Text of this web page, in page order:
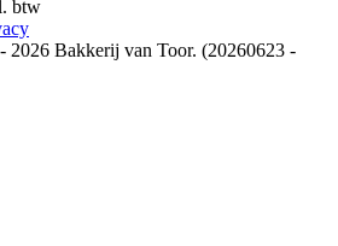
btw
Bakkerij van Toor. (20260623 -